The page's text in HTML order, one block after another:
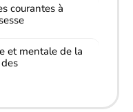
courantes à
et mentale de la